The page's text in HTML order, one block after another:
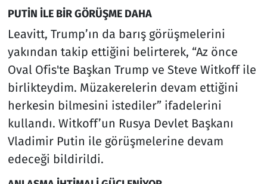
PUTİN İLE BİR GÖRÜŞME DAHA
Leavitt, Trump’ın da barış görüşmelerini
yakından takip ettiğini belirterek, “Az önce
Oval Ofis'te Başkan Trump ve Steve Witkoff ile
birlikteydim. Müzakerelerin devam ettiğini
herkesin bilmesini istediler” ifadelerini
kullandı. Witkoff’un Rusya Devlet Başkanı
Vladimir Putin ile görüşmelerine devam
edeceği bildirildi.